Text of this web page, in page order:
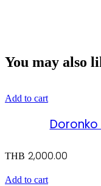
You may also
Add to cart
THB 2,000.00
Add to cart